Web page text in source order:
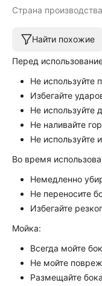
Страна производства
Найти похожие
Перед
Не используйте
Избегайте
Не используйте
Не наливайте
Не используйте
Во время
Немедленно
Не переносите
Избегайте
Мойка:
Всегда мойте
Не мойте
Размещайте